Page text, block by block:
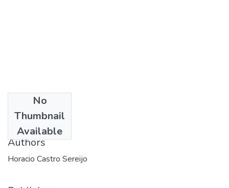
No
Thumbnail
Available
1975
Authors
Horacio Castro Sereijo